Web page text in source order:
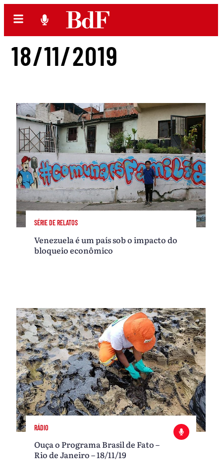
18/11/2019
SÉRIE DE RELATOS
Venezuela é um país sob o impacto do
bloqueio econômico
RÁDIO
Ouça o Programa Brasil de Fato –
Rio de Janeiro – 18/11/19